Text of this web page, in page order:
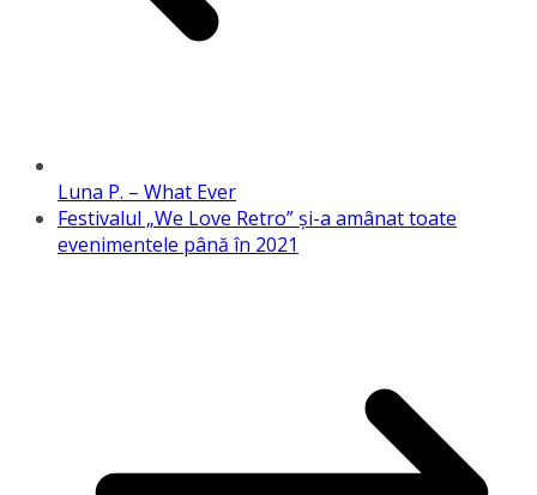
Luna P. – What Ever
Festivalul „We Love Retro” și-a amânat toate
evenimentele până în 2021